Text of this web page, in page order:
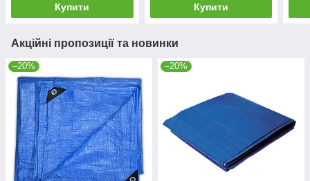
Купити Купити
Акційні пропозиції та новинки
–20% –20%